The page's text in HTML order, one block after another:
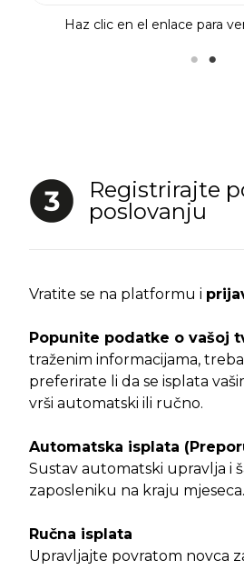
Haz clic en el enlace para
Registrirajte
poslovanju
Vratite se na platformu i
Popunite podatke o vašoj
traženim informacijama,
preferirate li da se isplata
vrši automatski ili ručno.
Automatska isplata
Sustav automatski upravlja i
zaposleniku na kraju mjeseca.
Ručna isplata
Upravljajte povratom novca